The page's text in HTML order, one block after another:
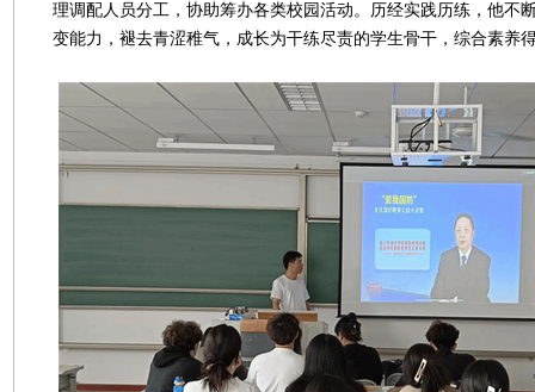
理调配人员分工，协助筹办各类校园活动。历经实践历练，他不
变能力，褪去青涩稚气，成长为干练尽责的学生骨干，综合素养